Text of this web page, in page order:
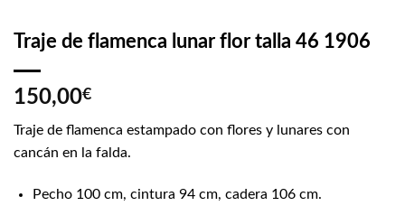
Traje de flamenca lunar flor talla 46 1906
150,00€
Traje de flamenca estampado con flores y lunares con
cancán en la falda.
Pecho 100 cm, cintura 94 cm, cadera 106 cm.